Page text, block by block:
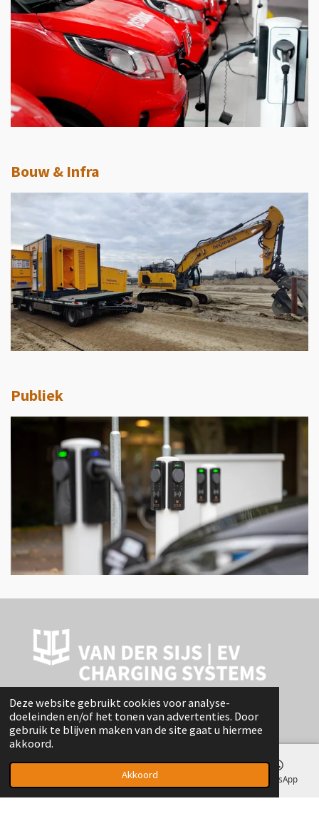
Deze website gebruikt cookies voor analyse-
doeleinden en/of het tonen van advertenties. Door
gebruik te blijven maken van de site gaat u hiermee
akkoord.
Akkoord
Bouw & Infra
Publiek
Veldzigt 3
+31
Telefoonnummer WhatsApp